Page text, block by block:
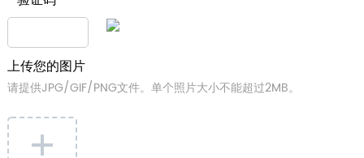
上传您的图片
请提供JPG/GIF/PNG文件。单个照片大小不能超过2MB。